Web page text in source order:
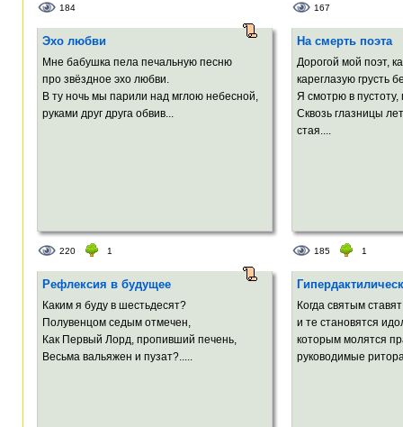
184 167
Эхо любви
Мне бабушка пела печальную песню
про звёздное эхо любви.
В ту ночь мы парили над мглою небесной,
руками друг друга обвив...
220 1
На смерть поэта
Дорогой мой поэт,
кареглазую грусть
Я смотрю в
Сквозь глазницы
стая....
185 1
Рефлексия в будущее
Каким я буду в шестьдесят?
Полувенцом седым отмечен,
Как Первый Лорд, пропивший печень,
Весьма вальяжен и пузат?.....
Когда святым
и те становятся
которым молятся
руководимые